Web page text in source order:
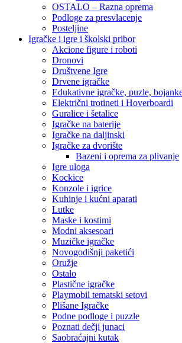
OSTALO – Razna oprema
Podloge za presvlacenje
Posteljine
Igračke i igre i školski pribor
Akcione figure i roboti
Dronovi
Društvene Igre
Drvene igračke
Edukativne igračke, puzle,
Električni trotineti i Hoverboardi
Guralice i šetalice
Igračke na baterije
Igračke na daljinski
‎Igračke za dvorište
Bazeni i oprema za plivanje
Igre uloga
Kockice
Konzole i igrice
Kuhinje i kućni aparati
Lutke
Maske i kostimi
Modni aksesoari
Muzičke igračke
Novogodišnji paketići
Oružje
Ostalo
Plastične igračke
Playmobil tematski setovi
Plišane Igračke
Podne podloge i puzzle
Poznati dečji junaci
Saobraćajni kutak